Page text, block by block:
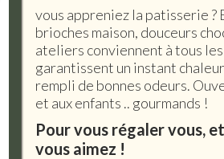
vous appreniez la patisserie ?
brioches maison, douceurs
ateliers conviennent à tous
garantissent un instant
rempli de bonnes odeurs.
et aux enfants .. gourmands !
Pour vous régaler vous,
vous aimez !